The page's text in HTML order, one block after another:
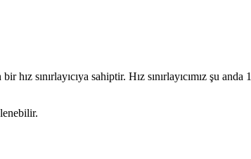
sınırlayıcıya sahiptir. Hız sınırlayıcımız şu anda